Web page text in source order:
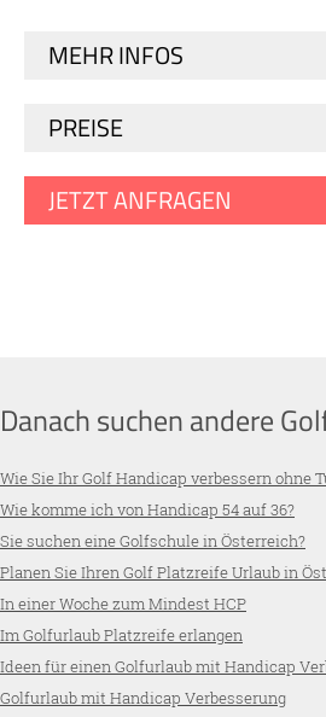
MEHR INFOS
PREISE
JETZT ANFRAGEN
Danach suchen andere
Wie Sie Ihr Golf Handicap verbessern ohne
Wie komme ich von Handicap 54 auf 36?
Sie suchen eine Golfschule in Österreich?
Planen Sie Ihren Golf Platzreife Urlaub in
In einer Woche zum Mindest HCP
Im Golfurlaub Platzreife erlangen
Ideen für einen Golfurlaub mit Handicap
Golfurlaub mit Handicap Verbesserung